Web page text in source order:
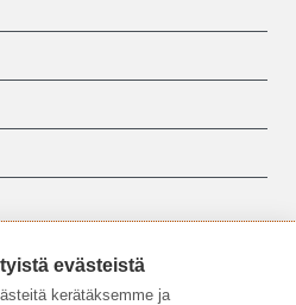
evästeistä
kerätäksemme ja